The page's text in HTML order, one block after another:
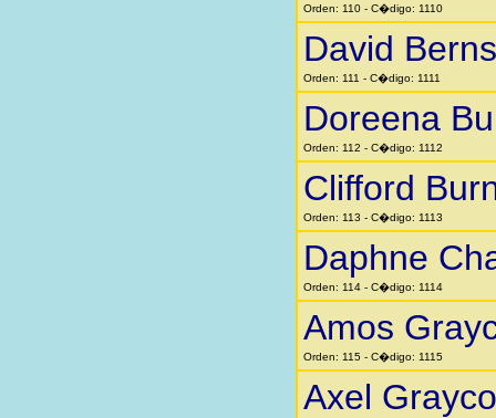
Orden: 110 - C�digo: 1110
David
Orden: 111 - C�digo: 1111
Doreena
Orden: 112 - C�digo: 1112
Clifford
Orden: 113 - C�digo: 1113
Daphne
Orden: 114 - C�digo: 1114
Amos
Orden: 115 - C�digo: 1115
Axel